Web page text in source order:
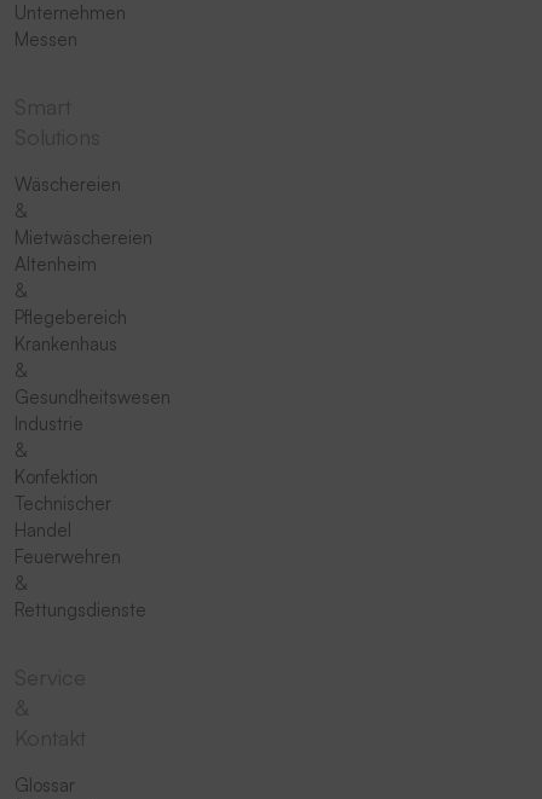
Unternehmen
Messen
Wäschereien
&
Mietwäschereien
Altenheim
&
Pflegebereich
Krankenhaus
&
Gesundheitswesen
Industrie
&
Konfektion
Technischer
Handel
Feuerwehren
&
Rettungsdienste
Glossar